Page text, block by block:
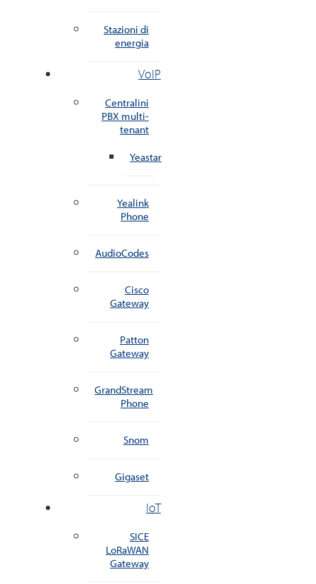
Stazioni di
energia
VoIP
Centralini
PBX multi-
tenant
Yeastar
Yealink
Phone
AudioCodes
Cisco
Gateway
Patton
Gateway
GrandStream
Phone
Snom
Gigaset
IoT
SICE
LoRaWAN
Gateway